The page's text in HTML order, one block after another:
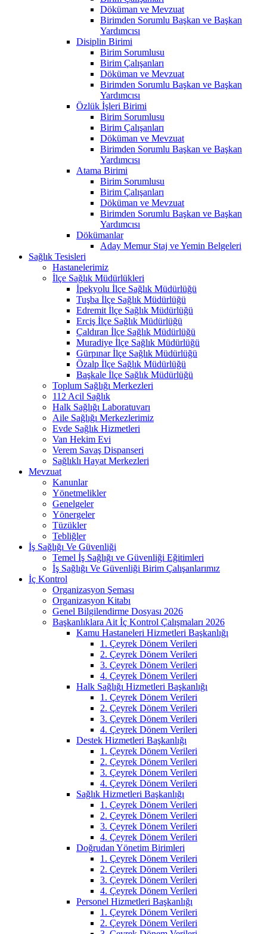
Döküman ve Mevzuat
Birimden Sorumlu Başkan ve Başkan
Yardımcısı
Disiplin Birimi
Birim Sorumlusu
Birim Çalışanları
Döküman ve Mevzuat
Birimden Sorumlu Başkan ve Başkan
Yardımcısı
Özlük İşleri Birimi
Birim Sorumlusu
Birim Çalışanları
Döküman ve Mevzuat
Birimden Sorumlu Başkan ve Başkan
Yardımcısı
Atama Birimi
Birim Sorumlusu
Birim Çalışanları
Döküman ve Mevzuat
Birimden Sorumlu Başkan ve Başkan
Yardımcısı
Dökümanlar
Aday Memur Staj ve Yemin Belgeleri
Sağlık Tesisleri
Hastanelerimiz
İlçe Sağlık Müdürlükleri
İpekyolu İlçe Sağlık Müdürlüğü
Tuşba İlçe Sağlık Müdürlüğü
Edremit İlçe Sağlık Müdürlüğü
Erciş İlçe Sağlık Müdürlüğü
Çaldıran İlçe Sağlık Müdürlüğü
Muradiye İlçe Sağlık Müdürlüğü
Gürpınar İlçe Sağlık Müdürlüğü
Özalp İlçe Sağlık Müdürlüğü
Başkale İlçe Sağlık Müdürlüğü
Toplum Sağlığı Merkezleri
112 Acil Sağlık
Halk Sağlığı Laboratuvarı
Aile Sağlığı Merkezlerimiz
Evde Sağlık Hizmetleri
Van Hekim Evi
Verem Savaş Dispanseri
Sağlıklı Hayat Merkezleri
Mevzuat
Kanunlar
Yönetmelikler
Genelgeler
Yönergeler
Tüzükler
Tebliğler
İş Sağlığı Ve Güvenliği
Temel İş Sağlığı ve Güvenliği Eğitimleri
İş Sağlığı Ve Güvenliği Birim Çalışanlarımız
İç Kontrol
Organizasyon Şeması
Organizasyon Kitabı
Genel Bilgilendirme Dosyası 2026
Başkanlıklara Ait İç Kontrol Çalışmaları 2026
Kamu Hastaneleri Hizmetleri Başkanlığı
1. Çeyrek Dönem Verileri
2. Çeyrek Dönem Verileri
3. Çeyrek Dönem Verileri
4. Çeyrek Dönem Verileri
Halk Sağlığı Hizmetleri Başkanlığı
1. Çeyrek Dönem Verileri
2. Çeyrek Dönem Verileri
3. Çeyrek Dönem Verileri
4. Çeyrek Dönem Verileri
Destek Hizmetleri Başkanlığı
1. Çeyrek Dönem Verileri
2. Çeyrek Dönem Verileri
3. Çeyrek Dönem Verileri
4. Çeyrek Dönem Verileri
Sağlık Hizmetleri Başkanlığı
1. Çeyrek Dönem Verileri
2. Çeyrek Dönem Verileri
3. Çeyrek Dönem Verileri
4. Çeyrek Dönem Verileri
Doğrudan Yönetim Birimleri
1. Çeyrek Dönem Verileri
2. Çeyrek Dönem Verileri
3. Çeyrek Dönem Verileri
4. Çeyrek Dönem Verileri
Personel Hizmetleri Başkanlığı
1. Çeyrek Dönem Verileri
2. Çeyrek Dönem Verileri